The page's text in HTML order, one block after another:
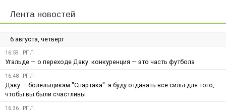
Лента новостей
6 августа, четверг
16:59 РПЛ
Угальде — о переходе Даку: конкуренция — это часть футбола
16:48 РПЛ
Даку — болельщикам "Спартака": я буду отдавать все силы для того,
чтобы вы были счастливы
16:36 РПЛ